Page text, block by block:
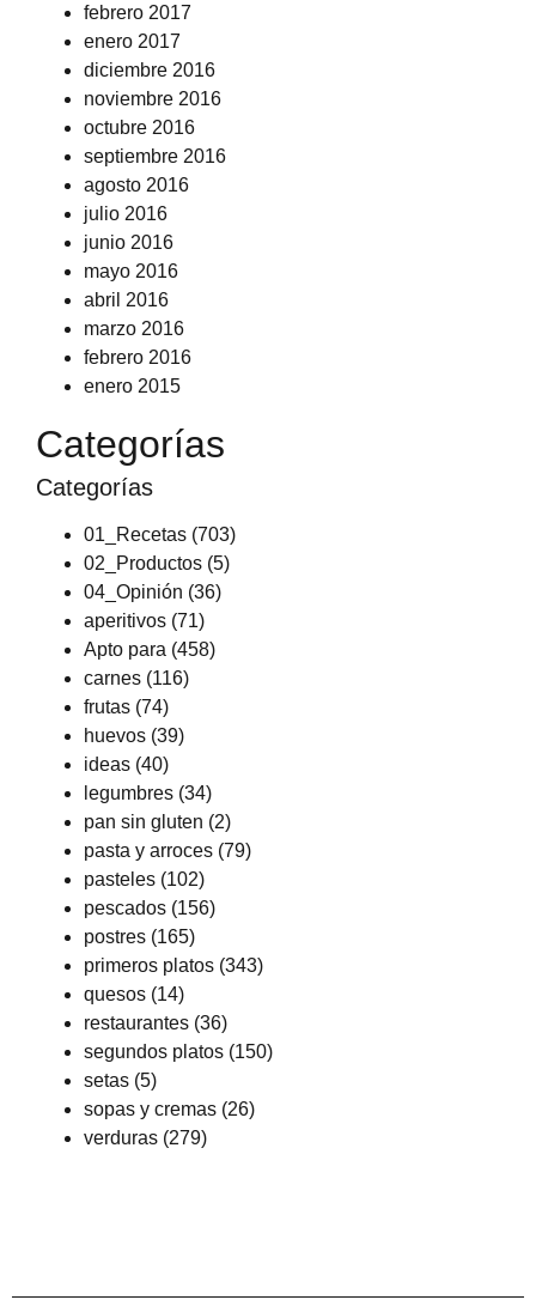
febrero 2017
enero 2017
diciembre 2016
noviembre 2016
octubre 2016
septiembre 2016
agosto 2016
julio 2016
junio 2016
mayo 2016
abril 2016
marzo 2016
febrero 2016
enero 2015
Categorías
Categorías
01_Recetas (703)
02_Productos (5)
04_Opinión (36)
aperitivos (71)
Apto para (458)
carnes (116)
frutas (74)
huevos (39)
ideas (40)
legumbres (34)
pan sin gluten (2)
pasta y arroces (79)
pasteles (102)
pescados (156)
postres (165)
primeros platos (343)
quesos (14)
restaurantes (36)
segundos platos (150)
setas (5)
sopas y cremas (26)
verduras (279)